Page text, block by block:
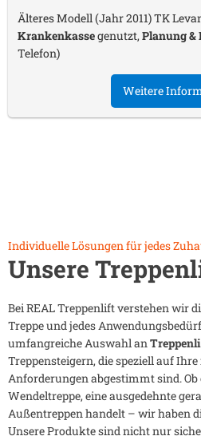
Älteres Modell (Jahr 2011) TK
Krankenkassegenutzt,Planung &
Telefon)
Weitere
Individuelle Lösungen für jedes
Unsere
Bei REAL Treppenlift verstehen wir
Treppe und jedes
umfangreiche Auswahl an
Treppensteigern, die speziell auf
Anforderungen abgestimmt sind.
Wendeltreppe, eine ausgedehnte
Außentreppen handelt – wir haben
Unsere Produkte sind nicht nur